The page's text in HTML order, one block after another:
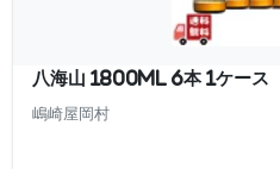
八海山 1800ml 6本 1ケース
嶋崎屋岡村